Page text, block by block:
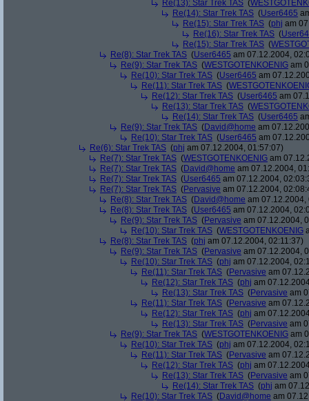
Re(13): Star Trek TAS (
Re(14): Star Trek TAS (User6465
Re(15): Star Trek TAS (phj am
Re(16): Star Trek TAS (
Re(15): Star Trek TAS (
Re(8): Star Trek TAS (User6465 am 07.12.2004,
Re(9): Star Trek TAS (WESTGOTENKOENIG am
Re(10): Star Trek TAS (User6465 am
Re(11): Star Trek TAS (
Re(12): Star Trek TAS (User6465 am
Re(13): Star Trek TAS (
Re(14): Star Trek TAS (User6465
Re(9): Star Trek TAS (David@home am
Re(10): Star Trek TAS (User6465 am
Re(6): Star Trek TAS (phj am 07.12.2004, 01:57:07)
Re(7): Star Trek TAS (WESTGOTENKOENIG am
Re(7): Star Trek TAS (David@home am 07.12.2004,
Re(7): Star Trek TAS (User6465 am 07.12.2004,
Re(7): Star Trek TAS (Pervasive am 07.12.2004,
Re(8): Star Trek TAS (David@home am 07.12.2004,
Re(8): Star Trek TAS (User6465 am 07.12.2004,
Re(9): Star Trek TAS (Pervasive am 07.12.2004,
Re(10): Star Trek TAS (WESTGOTENKOENIG
Re(8): Star Trek TAS (phj am 07.12.2004, 02:11:37)
Re(9): Star Trek TAS (Pervasive am 07.12.2004,
Re(10): Star Trek TAS (phj am 07.12.2004,
Re(11): Star Trek TAS (Pervasive am
Re(12): Star Trek TAS (phj am
Re(13): Star Trek TAS (Pervasive am
Re(11): Star Trek TAS (Pervasive am
Re(12): Star Trek TAS (phj am
Re(13): Star Trek TAS (Pervasive am
Re(9): Star Trek TAS (WESTGOTENKOENIG am
Re(10): Star Trek TAS (phj am 07.12.2004,
Re(11): Star Trek TAS (Pervasive am
Re(12): Star Trek TAS (phj am
Re(13): Star Trek TAS (Pervasive am
Re(14): Star Trek TAS (phj am
Re(10): Star Trek TAS (David@home am